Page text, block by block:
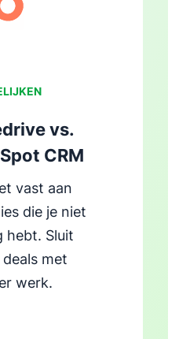
vs.
CRM
vast aan
die je niet
hebt. Sluit
deals met
werk.